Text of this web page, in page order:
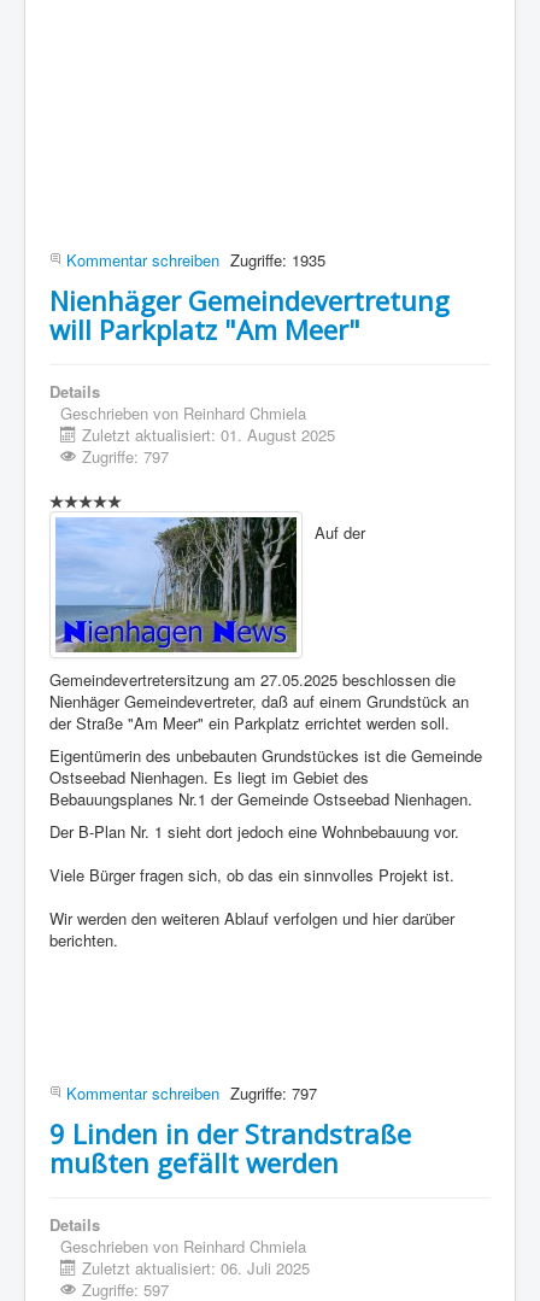
Kommentar schreiben Zugriffe: 1935
Nienhäger Gemeindevertretung
will Parkplatz "Am Meer"
Details
Geschrieben von Reinhard Chmiela
Zuletzt aktualisiert: 01. August 2025
Zugriffe: 797
Auf der
Gemeindevertretersitzung am 27.05.2025 beschlossen die
Nienhäger Gemeindevertreter, daß auf einem Grundstück an
der Straße "Am Meer" ein Parkplatz errichtet werden soll.
Eigentümerin des unbebauten Grundstückes ist die Gemeinde
Ostseebad Nienhagen. Es liegt im Gebiet des
Bebauungsplanes Nr.1 der Gemeinde Ostseebad Nienhagen.
Der B-Plan Nr. 1 sieht dort jedoch eine Wohnbebauung vor.
Viele Bürger fragen sich, ob das ein sinnvolles Projekt ist.
Wir werden den weiteren Ablauf verfolgen und hier darüber
berichten.
Kommentar schreiben Zugriffe: 797
9 Linden in der Strandstraße
mußten gefällt werden
Details
Geschrieben von Reinhard Chmiela
Zuletzt aktualisiert: 06. Juli 2025
Zugriffe: 597